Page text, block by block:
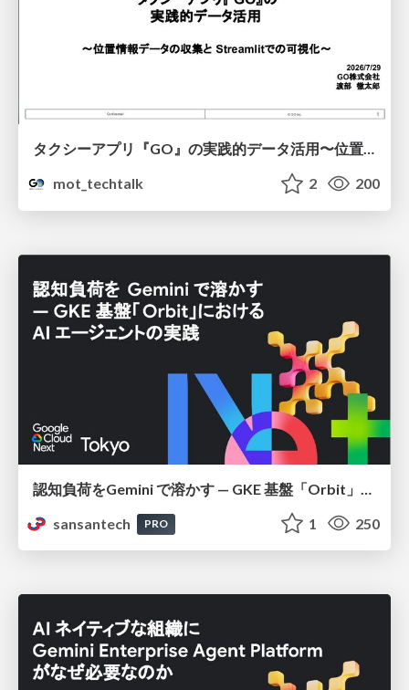
タクシーアプリ『GO』の実践的データ活用〜位置情報データの収集とStreamlitでの可視化〜
mot_techtalk
2 200
sansantech
PRO 1 250